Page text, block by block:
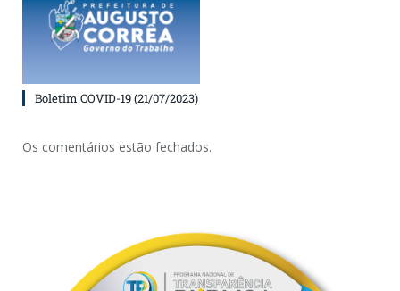
Boletim COVID-19 (21/07/2023)
Os comentários estão fechados.